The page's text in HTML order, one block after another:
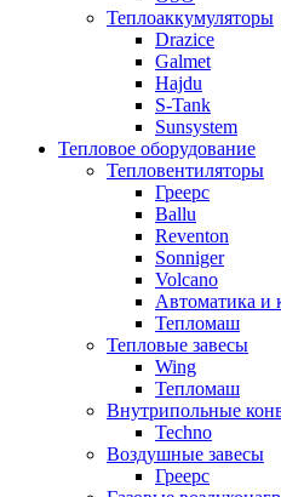
Теплоаккумуляторы
Drazice
Galmet
Hajdu
S-Tank
Sunsystem
Тепловое оборудование
Тепловентиляторы
Греерс
Ballu
Reventon
Sonniger
Volcano
Автоматика и
Тепломаш
Тепловые завесы
Wing
Тепломаш
Внутрипольные
Techno
Воздушные завесы
Греерс